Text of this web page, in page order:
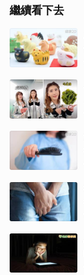
繼續看下去